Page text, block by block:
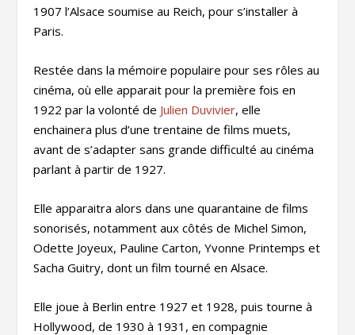
1907 l’Alsace soumise au Reich, pour s’installer à
Paris.
Restée dans la mémoire populaire pour ses rôles au
cinéma, où elle apparait pour la première fois en
1922 par la volonté de Julien Duvivier, elle
enchainera plus d’une trentaine de films muets,
avant de s’adapter sans grande difficulté au cinéma
parlant à partir de 1927.
Elle apparaitra alors dans une quarantaine de films
sonorisés, notamment aux côtés de Michel Simon,
Odette Joyeux, Pauline Carton, Yvonne Printemps et
Sacha Guitry, dont un film tourné en Alsace.
Elle joue à Berlin entre 1927 et 1928, puis tourne à
Hollywood, de 1930 à 1931, en compagnie